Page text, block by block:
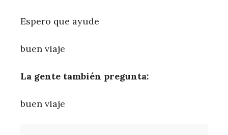
Espero que ayude
buen viaje
La gente también pregunta:
buen viaje